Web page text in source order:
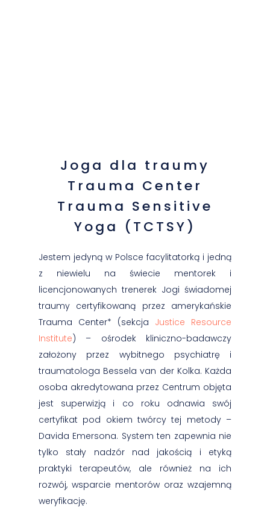
Joga dla traumy
Trauma Center
Trauma Sensitive
Yoga (TCTSY)
Jestem jedyną w Polsce facylitatorką i jedną
z niewielu na świecie mentorek i
licencjonowanych trenerek Jogi świadomej
traumy certyfikowaną przez amerykańskie
Trauma Center* (sekcja Justice Resource
Institute) – ośrodek kliniczno-badawczy
założony przez wybitnego psychiatrę i
traumatologa Bessela van der Kolka. Każda
osoba akredytowana przez Centrum objęta
jest superwizją i co roku odnawia swój
certyfikat pod okiem twórcy tej metody –
Davida Emersona. System ten zapewnia nie
tylko stały nadzór nad jakością i etyką
praktyki terapeutów, ale również na ich
rozwój, wsparcie mentorów oraz wzajemną
weryfikację.